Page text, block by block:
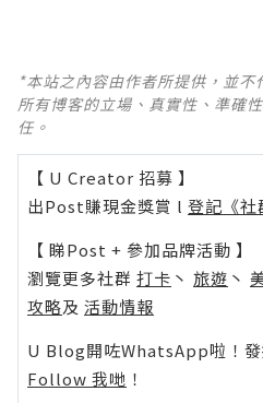
*本站之內容由作者所提供，並
所有博客的立場、真實性、準確
任。
【 U Creator 招募 】
出Post賺現金獎賞 l 登記《社
【 睇Post + 參加品牌活動 】
瀏覽更多社群 打卡 丶 旅遊 丶
攻略及 活動情報
U Blog開咗WhatsApp啦！發
Follow 我哋 ！